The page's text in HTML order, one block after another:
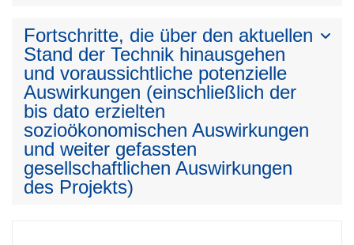
Fortschritte, die über den aktuellen
Stand der Technik hinausgehen
und voraussichtliche potenzielle
Auswirkungen (einschließlich der
bis dato erzielten
sozioökonomischen Auswirkungen
und weiter gefassten
gesellschaftlichen Auswirkungen
des Projekts)